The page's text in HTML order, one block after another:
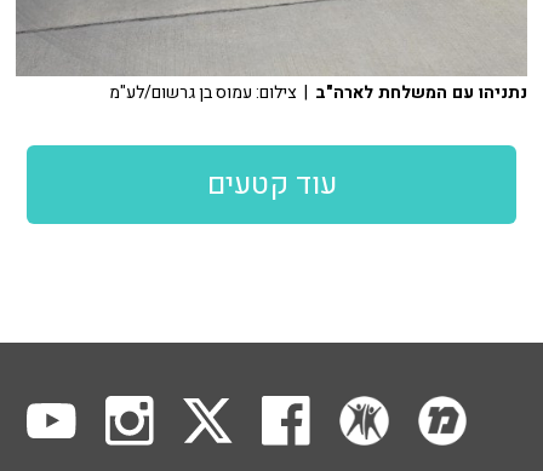
נתניהו עם המשלחת לארה"ב | צילום: עמוס בן גרשום/לע"מ
עוד קטעים